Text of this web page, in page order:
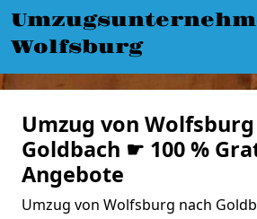
Wolfsburg
Umzug von
Goldbach ☛ 100 %
Angebote
Umzug von Wolfsburg nach